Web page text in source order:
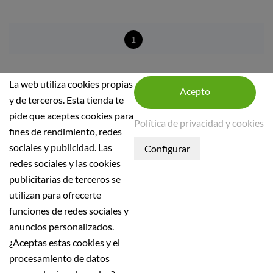
1
INFORMACIÓN DE LA TIENDA
INFORMACIÓN
Condiciones generales
Política de seguridad
Aviso Legal
Política de Privacidad
Política de envío
La web utiliza cookies propias
y de terceros. Esta tienda te
pide que aceptes cookies para
fines de rendimiento, redes
sociales y publicidad. Las
redes sociales y las cookies
publicitarias de terceros se
utilizan para ofrecerte
funciones de redes sociales y
anuncios personalizados.
¿Aceptas estas cookies y el
procesamiento de datos
Política de privacidad y cookies